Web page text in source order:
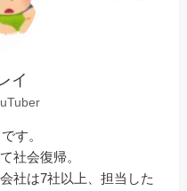
イ
す。
社会復帰。
社は7社以上、担当した